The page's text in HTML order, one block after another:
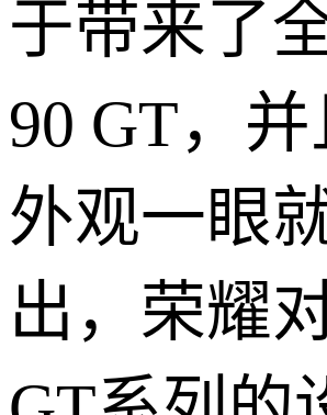
于带来了
90 GT，
外观一眼
出，荣耀